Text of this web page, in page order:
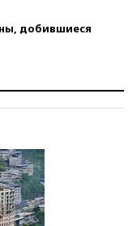
добившиеся